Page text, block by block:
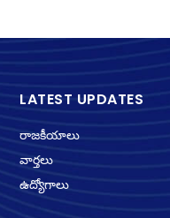
LATEST UPDATES
రాజకీయాలు
వార్తలు
ఉద్యోగాలు